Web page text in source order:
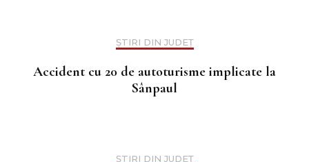
ȘTIRI DIN JUDEȚ
Accident cu 20 de autoturisme implicate la
Sânpaul
ȘTIRI DIN JUDEȚ